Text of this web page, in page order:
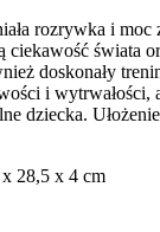
rozrywka i moc
ciekawość świata
doskonały
i wytrwałości,
dziecka.
28,5 x 4 cm